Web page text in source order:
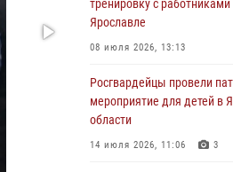
Ярославские
03 августа 2026, 07:09
Росгвардейцы оказали
женщине во время
тренировку с
Ярославле
08 июля 2026, 13:13
Росгвардейцы провели
мероприятие для детей в
области
14 июля 2026, 11:06 3